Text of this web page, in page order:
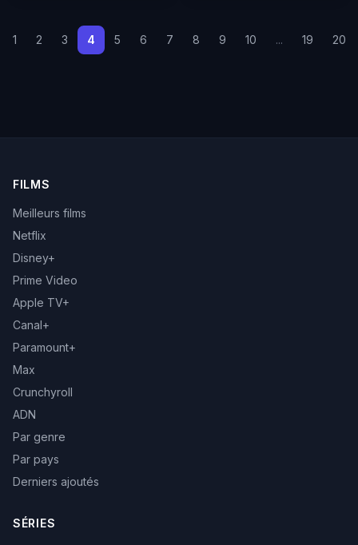
1 2 3 4 5 6 7 8 9 10 ... 19 20
FILMS
Meilleurs films
Netflix
Disney+
Prime Video
Apple TV+
Canal+
Paramount+
Max
Crunchyroll
ADN
Par genre
Par pays
Derniers ajoutés
SÉRIES